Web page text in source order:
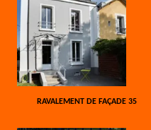
RAVALEMENT DE FAÇADE 35